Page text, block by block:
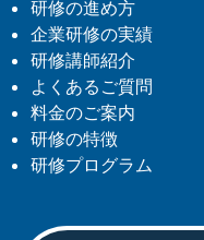
研修の進め方
企業研修の実績
研修講師紹介
よくあるご質問
料金のご案内
研修の特徴
研修プログラム